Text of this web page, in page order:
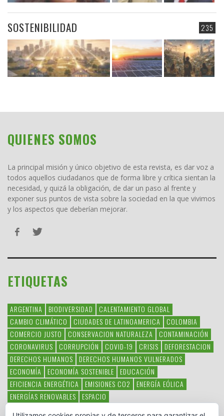
235
SOSTENIBILIDAD
QUIENES SOMOS
La principal misión y único objetivo de esta revista, es dar voz a
todos aquellos ciudadanos que de forma libre y crítica sientan la
necesidad, y quizá la obligación, de dar un paso al frente y
exponer sus puntos de vista sobre la sociedad en la que vivimos
y los aspectos que deberían mejorar.
ETIQUETAS
ARGENTINA BIODIVERSIDAD
CALENTAMIENTO GLOBAL
CAMBIO CLIMÁTICO
CIUDADES DE LATINOAMERICA
COLOMBIA
COMERCIO JUSTO
CONSERVACION NATURALEZA
CONTAMINACIÓN
CORONAVIRUS
CORRUPCIÓN COVID-19 CRISIS
DEFORESTACION
DERECHOS HUMANOS
DERECHOS HUMANOS VULNERADOS
ECONOMÍA
ECONOMÍA SOSTENIBLE
EDUCACIÓN
EFICIENCIA ENERGÉTICA
EMISIONES CO2
ENERGÍA EÓLICA
ENERGÍAS RENOVABLES
ESPACIO